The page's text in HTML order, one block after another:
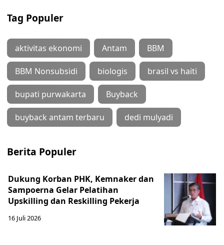
Tag Populer
aktivitas ekonomi Antam BBM
BBM Nonsubsidi biologis brasil vs haiti
bupati purwakarta Buyback
buyback antam terbaru dedi mulyadi
Berita Populer
Dukung Korban PHK, Kemnaker dan
Sampoerna Gelar Pelatihan
Upskilling dan Reskilling Pekerja
16 Juli 2026